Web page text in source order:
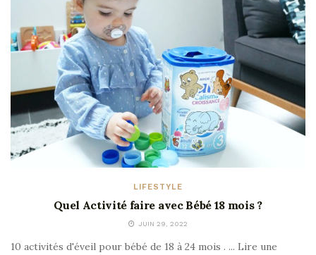
LIFESTYLE
Quel Activité faire avec Bébé 18 mois ?
JUIN 29, 2022
10 activités d'éveil pour bébé de 18 à 24 mois . ... Lire une